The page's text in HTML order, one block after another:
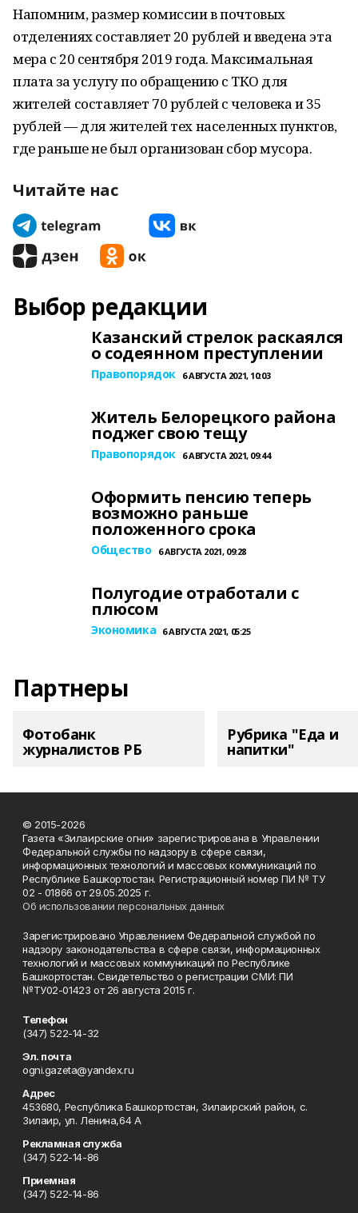
Напомним, размер комиссии в почтовых
отделениях составляет 20 рублей и введена эта
мера с 20 сентября 2019 года. Максимальная
плата за услугу по обращению с ТКО для
жителей составляет 70 рублей с человека и 35
рублей — для жителей тех населенных пунктов,
где раньше не был организован сбор мусора.
Читайте нас
Выбор редакции
Казанский стрелок раскаялся
о содеянном преступлении
Правопорядок 6 АВГУСТА 2021, 10:03
Житель Белорецкого района
поджег свою тещу
Правопорядок 6 АВГУСТА 2021, 09:44
Оформить пенсию теперь
возможно раньше
положенного срока
Общество 6 АВГУСТА 2021, 09:28
Полугодие отработали с
плюсом
Экономика 6 АВГУСТА 2021, 05:25
Партнеры
Фотобанк
журналистов РБ
Рубрика "Еда и
напитки"
© 2015-2026
Газета «Зилаирские огни» зарегистрирована в Управлении
Федеральной службы по надзору в сфере связи,
информационных технологий и массовых коммуникаций по
Республике Башкортостан. Регистрационный номер ПИ № ТУ
02 - 01866 от 29.05.2025 г.
Об использовании персональных данных
Зарегистрировано Управлением Федеральной службой по
надзору законодательства в сфере связи, информационных
технологий и массовых коммуникаций по Республике
Башкортостан. Свидетельство о регистрации СМИ: ПИ
№ТУ02-01423 от 26 августа 2015 г.
Телефон
(347) 522-14-32
Эл. почта
ogni.gazeta@yandex.ru
Адрес
453680, Республика Башкортостан, Зилаирский район, с.
Зилаир, ул. Ленина,64 А
Рекламная служба
(347) 522-14-86
Приемная
(347) 522-14-86